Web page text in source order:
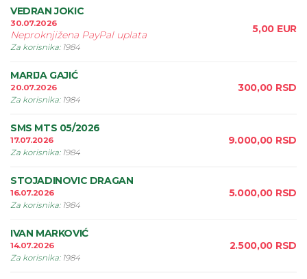
VEDRAN JOKIC
30.07.2026
Neproknjižena PayPal uplata
Za korisnika: 1984
5,00 EUR
MARIJA GAJIĆ
20.07.2026
Za korisnika: 1984
300,00 RSD
SMS MTS 05/2026
17.07.2026
Za korisnika: 1984
9.000,00 RSD
STOJADINOVIC DRAGAN
16.07.2026
Za korisnika: 1984
5.000,00 RSD
IVAN MARKOVIĆ
14.07.2026
Za korisnika: 1984
2.500,00 RSD